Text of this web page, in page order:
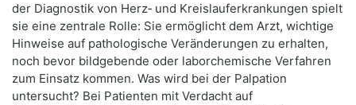
der Diagnostik von Herz‑ und Kreislauferkrankungen spielt
sie eine zentrale Rolle: Sie ermöglicht dem Arzt, wichtige
Hinweise auf pathologische Veränderungen zu erhalten,
noch bevor bildgebende oder laborchemische Verfahren
zum Einsatz kommen. Was wird bei der Palpation
untersucht? Bei Patienten mit Verdacht auf